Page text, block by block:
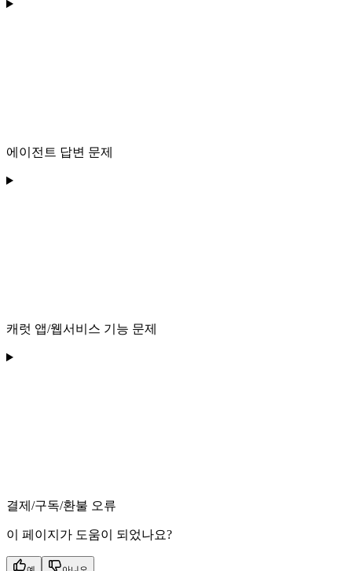
에이전트 답변 문제
캐럿 앱/웹서비스 기능 문제
결제/구독/환불 오류
이 페이지가 도움이 되었나요?